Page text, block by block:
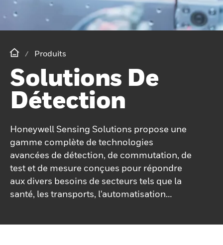
Produits
Solutions De
Détection
Honeywell Sensing Solutions propose une
gamme complète de technologies
avancées de détection, de commutation, de
test et de mesure conçues pour répondre
aux divers besoins de secteurs tels que la
santé, les transports, l'automatisation